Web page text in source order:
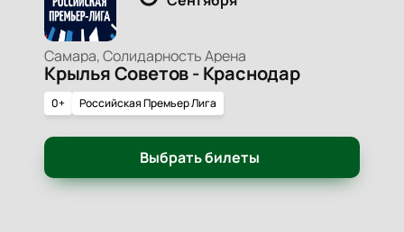
Самара, Солидарность Арена
Крылья Советов - Краснодар
0+ Российская Премьер Лига
Выбрать билеты